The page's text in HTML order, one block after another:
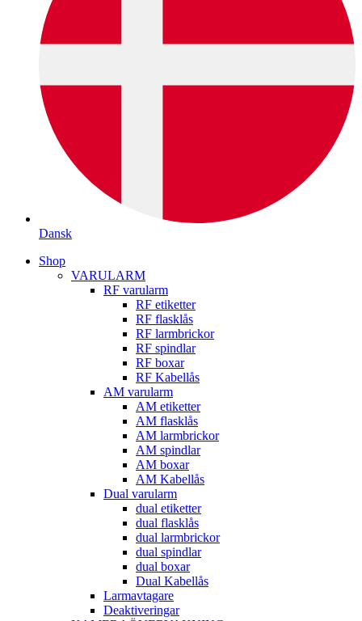
Dansk
Shop
VARULARM
RF varularm
RF etiketter
RF flasklås
RF larmbrickor
RF spindlar
RF boxar
RF Kabellås
AM varularm
AM etiketter
AM flasklås
AM larmbrickor
AM spindlar
AM boxar
AM Kabellås
Dual varularm
dual etiketter
dual flasklås
dual larmbrickor
dual spindlar
dual boxar
Dual Kabellås
Larmavtagare
Deaktiveringar